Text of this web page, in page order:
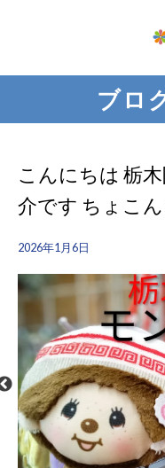
ブロ
こんにちは️ 栃
介です ちょこ
2026年1月6日